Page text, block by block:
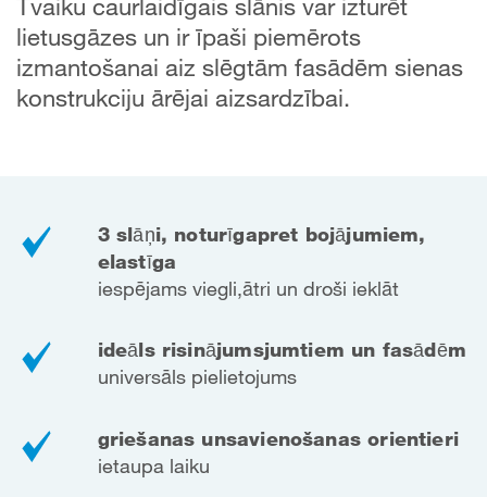
Tvaiku caurlaidīgais slānis var izturēt
lietusgāzes un ir īpaši piemērots
izmantošanai aiz slēgtām fasādēm sienas
konstrukciju ārējai aizsardzībai.
3 slāņi, noturīgapret bojājumiem,
elastīga
iespējams viegli,ātri un droši ieklāt
ideāls risinājumsjumtiem un fasādēm
universāls pielietojums
griešanas unsavienošanas orientieri
ietaupa laiku